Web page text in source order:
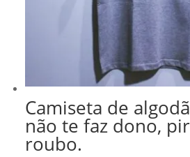
Camiseta de
não te faz dono,
roubo.